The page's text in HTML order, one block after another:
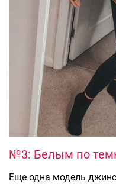
№3: Белым по
Еще одна модель